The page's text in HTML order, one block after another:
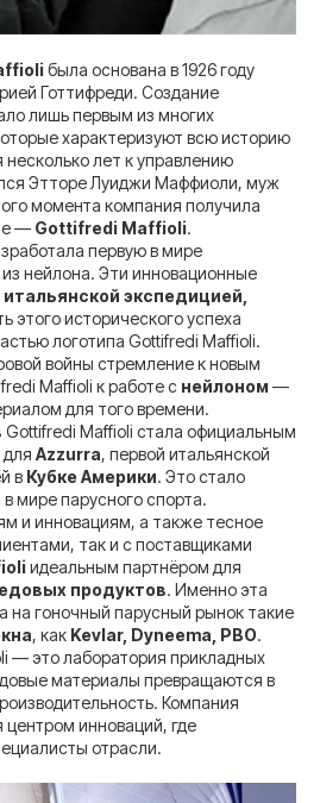
была основана в 1926 году
Готтифреди. Создание
лишь первым из многих
характеризуют всю историю
лет к управлению
Этторе Луиджи Маффиоли, муж
момента компания получила
— Gottifredi Maffioli.
первую в мире
нейлона. Эти инновационные
итальянской экспедицией,
этого исторического успеха
логотипа Gottifredi Maffioli.
войны стремление к новым
Maffioli к работе с нейлоном—
для того времени.
Gottifredi Maffioli стала официальным
Azzurra, первой итальянской
в Кубке Америки. Это стало
мире парусного спорта.
и инновациям, а также тесное
так и с поставщиками
идеальным партнёром для
продуктов. Именно эта
на гоночный парусный рынок такие
, как Kevlar, Dyneema, PBO.
— это лаборатория прикладных
материалы превращаются в
Компания
инноваций, где
отрасли.